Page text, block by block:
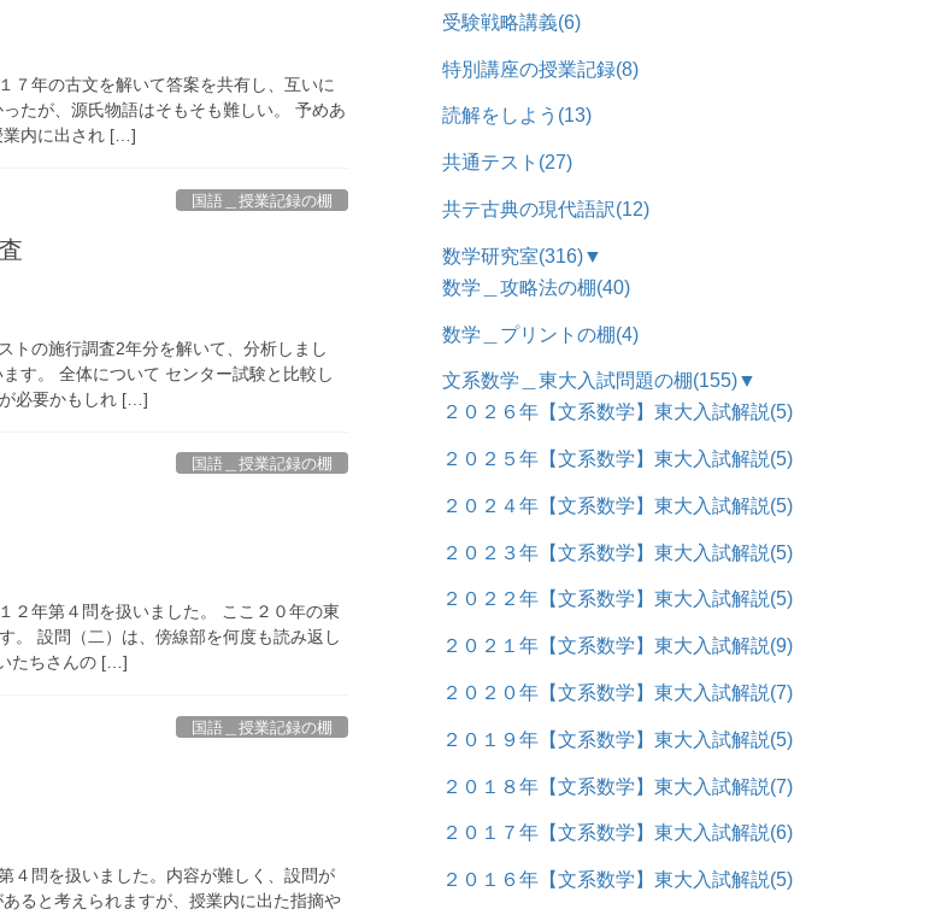
７年の古文を解いて答案を共有し、互いに
たが、源氏物語はそもそも難しい。 予めあ
業内に出され […]
国語＿授業記録の棚
トの施行調査2年分を解いて、分析しまし
す。 全体について センター試験と比較し
必要かもしれ […]
国語＿授業記録の棚
２年第４問を扱いました。 ここ２０年の東
。 設問（二）は、傍線部を何度も読み返し
たちさんの […]
国語＿授業記録の棚
４問を扱いました。内容が難しく、設問が
ると考えられますが、授業内に出た指摘や
受験戦略講義(6)
特別講座の授業記録(8)
読解をしよう (13)
共通テスト (27)
共テ古典の現代語訳(12)
数学研究室(316)▼
数学＿攻略法の棚(40)
数学＿プリントの棚(4)
文系数学＿東大入試問題の棚(155)▼
２０２６年【文系数学】東大入試解説(5)
２０２５年【文系数学】東大入試解説(5)
２０２４年【文系数学】東大入試解説(5)
２０２３年【文系数学】東大入試解説(5)
２０２２年【文系数学】東大入試解説(5)
２０２１年【文系数学】東大入試解説(9)
２０２０年【文系数学】東大入試解説(7)
２０１９年【文系数学】東大入試解説(5)
２０１８年【文系数学】東大入試解説(7)
２０１７年【文系数学】東大入試解説(6)
２０１６年【文系数学】東大入試解説(5)